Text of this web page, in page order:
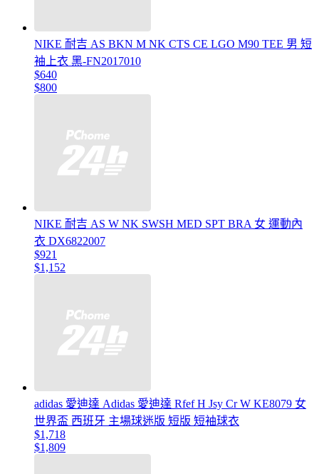
NIKE 耐吉 AS BKN M NK CTS CE LGO M90 TEE 男 短
袖上衣 黑-FN2017010
$640
$800
NIKE 耐吉 AS W NK SWSH MED SPT BRA 女 運動內
衣 DX6822007
$921
$1,152
adidas 愛迪達 Adidas 愛迪達 Rfef H Jsy Cr W KE8079 女
世界盃 西班牙 主場球迷版 短版 短袖球衣
$1,718
$1,809